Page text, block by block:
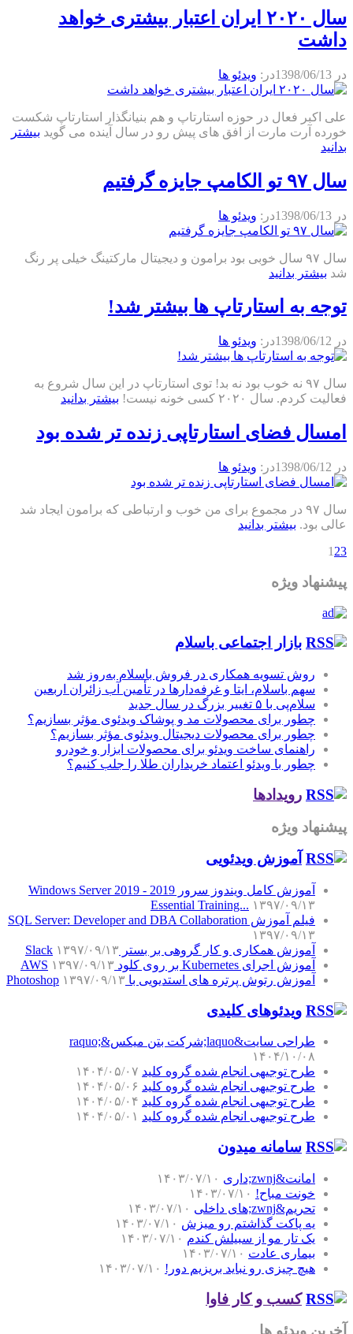
سال ۲۰۲۰ ایران اعتبار بیشتری خواهد
داشت
در 1398/06/13در: ویدئو ها
علی اکبر فعال در حوزه استارتاپ و هم بنیانگذار استارتاپ شکست
خورده آرت مارت از افق های پیش رو در سال آینده می گوید بیشتر
بدانید
سال ۹۷ تو الکامپ جایزه گرفتیم
در 1398/06/13در: ویدئو ها
سال ۹۷ سال خوبی بود برامون و دیجیتال مارکتینگ خیلی پر رنگ
شد بیشتر بدانید
توجه به استارتاپ ها بیشتر شد!
در 1398/06/12در: ویدئو ها
سال ۹۷ نه خوب بود نه بد! توی استارتاپ در این سال شروع به
فعالیت کردم. سال ۲۰۲۰ کسی خونه نیست!
بیشتر بدانید
امسال فضای استارتاپی زنده تر شده بود
در 1398/06/12در: ویدئو ها
سال ۹۷ در مجموع برای من خوب و ارتباطی که برامون ایجاد شد
عالی بود. بیشتر بدانید
1 23
پیشنهاد ویژه
بازار اجتماعی باسلام
روش تسویه همکاری در فروش باسلام به‌روز شد
سهم باسلام، ایتا و غرفه‌دارها در تأمین آب زائران اربعین
سلام‌پی با ۵ تغییر بزرگ در سال جدید
چطور برای محصولات مد و پوشاک ویدئوی مؤثر بسازیم؟
چطور برای محصولات دیجیتال ویدئوی مؤثر بسازیم؟
راهنمای ساخت ویدئو برای محصولات ابزار و خودرو
چطور با ویدئو اعتماد خریداران طلا را جلب کنیم؟
رویدادها
پیشنهاد ویژه
آموزش‌ ویدئویی
آموزش کامل ویندوز سرور 2019 - Windows Server 2019
Essential Training... ۱۳۹۷/۰۹/۱۳
فیلم آموزش SQL Server: Developer and DBA Collaboration
۱۳۹۷/۰۹/۱۳
آموزش همکاری و کار گروهی بر بستر Slack ۱۳۹۷/۰۹/۱۳
آموزش اجرای Kubernetes بر روی کلود AWS
۱۳۹۷/۰۹/۱۳
آموزش رتوش پرتره های استدیویی با Photoshop ۱۳۹۷/۰۹/۱۳
ویدئوهای کلیدی
طراحی سایت&laquo;شرکت بتن میکس&raquo;
۱۴۰۴/۱۰/۰۸
طرح توجیهی انجام شده گروه کلید ۱۴۰۴/۰۵/۰۷
طرح توجیهی انجام شده گروه کلید ۱۴۰۴/۰۵/۰۶
طرح توجیهی انجام شده گروه کلید ۱۴۰۴/۰۵/۰۴
طرح توجیهی انجام شده گروه کلید ۱۴۰۴/۰۵/۰۱
سامانه میدون
امانت&zwnj;داری
۱۴۰۳/۰۷/۱۰
خونت مباح! ۱۴۰۳/۰۷/۱۰
تحریم&zwnj;های داخلی
۱۴۰۳/۰۷/۱۰
یه پاکت گذاشتم رو میزش ۱۴۰۳/۰۷/۱۰
یک تار مو از سبیلش کندم ۱۴۰۳/۰۷/۱۰
بیماری عادت ۱۴۰۳/۰۷/۱۰
هیچ چیزی رو نباید بریزیم دور! ۱۴۰۳/۰۷/۱۰
کسب و کار فاوا
آخرین ویدئو ها